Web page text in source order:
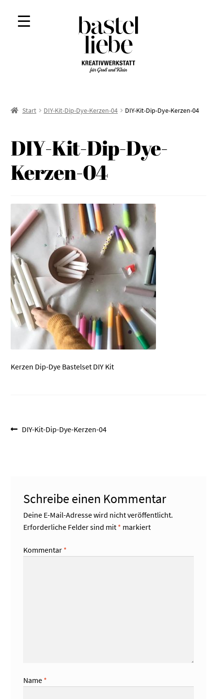
Zur
Navigation
springen
Zum
Inhalt
springen
Start DIY-Kit-Dip-Dye-Kerzen-04 DIY-Kit-Dip-Dye-Kerzen-04
DIY-Kit-Dip-Dye-
Kerzen-04
Kerzen Dip-Dye Bastelset DIY Kit
Beitragsnavigation
Vorheriger
DIY-Kit-Dip-Dye-Kerzen-04
Schreibe einen Kommentar
Deine E-Mail-Adresse wird nicht veröffentlicht.
Erforderliche Felder sind mit * markiert
Kommentar *
Name *